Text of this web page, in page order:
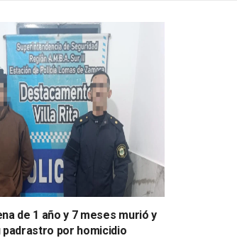
de 1 año y 7 meses murió y
por homicidio